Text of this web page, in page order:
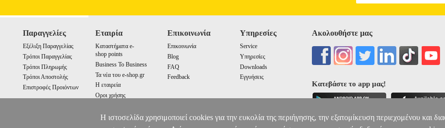
Παραγγελίες
Εξέλιξη Παραγγελίας
Τρόποι Παραγγελίας
Τρόποι Πληρωμής
Τρόποι Αποστολής
Επιστροφές Προιόντων
Εταιρία
Καταστήματα e-
shop points
Business To Business
Τα νέα του e-shop.gr
Η εταιρεία
Οροι χρήσης
Επικοινωνία
Επικοινωνία
Blog
FAQ
Feedback
Υπηρεσίες
Service
Υπηρεσίες
Downloads
Εγγυήσεις
Ακολουθήστε μας
Κατεβάστε το app μας!
Η ιστοσελίδα χρησιμοποιεί cookies για την ευκολία της περιήγησης, την εξατομίκευση περιεχομένου και